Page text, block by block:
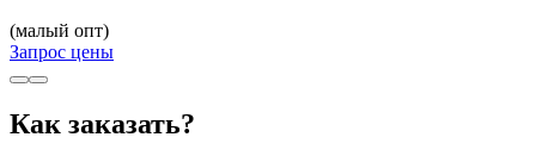
(малый опт)
Запрос цены
Как заказать?